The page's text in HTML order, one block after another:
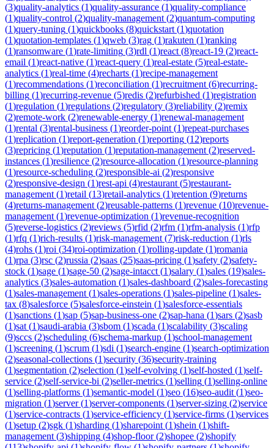
(3)quality-analytics (1)quality-assurance (1)quality-compliance
(1)quality-control (2)quality-management (2)quantum-computing
(1)query-tuning (1)quickbooks (8)quickstart (1)quotation
(1)quotation-templates (1)qweb (3)rag (1)rakuten (1)ranking
(1)ransomware (1)rate-limiting (3)rdl (1)react (8)react-19 (2)react-
email (1)react-native (1)react-query (1)real-estate (5)real-estate-
analytics (1)real-time (4)recharts (1)recipe-management
(1)recommendations (1)reconciliation (1)recruitment (6)recurring-
billing (1)recurring-revenue (5)redis (2)refurbished (1)registration
(1)regulation (1)regulations (2)regulatory (3)reliability (2)remix
(2)remote-work (2)renewable-energy (1)renewal-management
(1)rental (3)rental-business (1)reorder-point (1)repeat-purchases
(1)replication (1)report-generation (1)reporting (12)reports
(3)repricing (1)reputation (1)reputation-management (2)reserved-
instances (1)resilience (2)resource-allocation (1)resource-planning
(1)resource-scheduling (2)responsible-ai (2)responsive
(2)responsive-design (1)rest-api (4)restaurant (5)restaurant-
management (1)retail (13)retail-analytics (1)retention (9)returns
(4)returns-management (2)reusable-patterns (1)revenue (10)revenue-
management (1)revenue-optimization (1)revenue-recognition
(5)reverse-logistics (2)reviews (5)rfid (2)rfm (1)rfm-analysis (1)rfp
(1)rfq (1)rich-results (1)risk-management (7)risk-reduction (1)rls
(4)rohs (1)roi (34)roi-optimization (1)rolling-update (1)romania
(1)rpa (3)rsc (2)russia (2)saas (25)saas-pricing (1)safety (2)safety-
stock (1)sage (1)sage-50 (2)sage-intacct (1)salary (1)sales (19)sales-
analytics (3)sales-automation (1)sales-dashboard (2)sales-forecasting
(1)sales-management (1)sales-operations (1)sales-pipeline (1)sales-
tax (8)salesforce (5)salesforce-einstein (1)salesforce-essentials
(1)sanctions (1)sap (5)sap-business-one (2)sap-hana (1)sars (2)sasb
(1)sat (1)saudi-arabia (3)sbom (1)scada (1)scalability (3)scaling
(9)sccs (2)scheduling (6)schema-markup (1)school-management
(1)screening (1)scrum (1)sdi (1)search-engine (1)search-optimization
(2)seasonal-collections (1)security (36)security-training
(1)segmentation (2)selection (1)self-evolving (1)self-hosted (1)self-
service (2)self-service-bi (2)seller-metrics (1)selling (1)selling-online
(1)selling-platforms (1)semantic-model (1)seo (16)seo-audit (1)seo-
migration (1)server(1)server-components (1)server-sizing (2)service
(1)service-contracts (1)service-efficiency (1)service-firms (1)services
(1)setup (2)sgk (1)sharding (1)sharepoint (1)shein (1)shift-
management (3)shipping (4)shop-floor(2)shopee (2)shopify